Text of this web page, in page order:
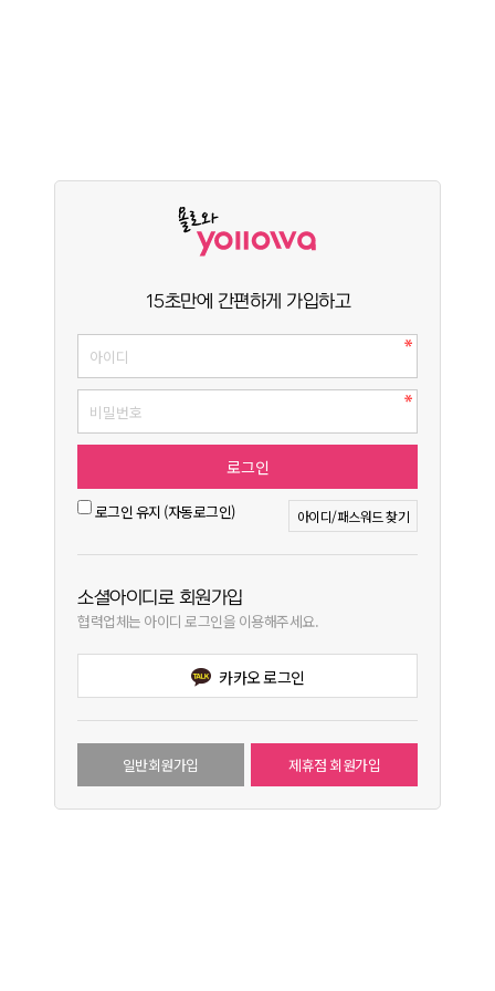
15초만에 간편하게 가입하고
로그인 유지 (자동로그인) 아이디/패스워드 찾기
소셜아이디로 회원가입
협력업체는 아이디 로그인을 이용해주세요.
카카오 로그인
일반회원가입 제휴점 회원가입